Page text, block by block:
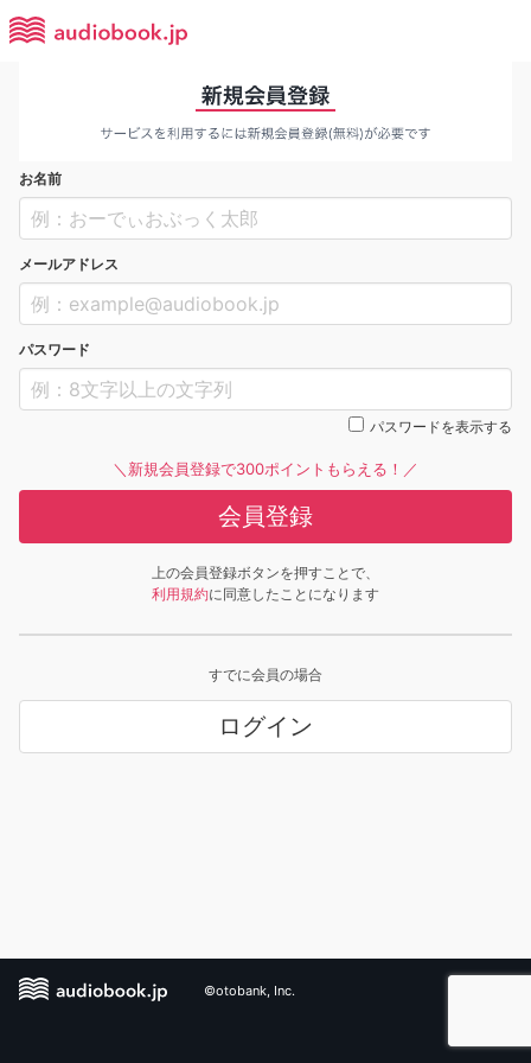
お名前
メールアドレス
パスワード
パスワードを表示する
＼新規会員登録で300ポイントもらえる！／
会員登録
上の会員登録ボタンを押すことで、
利用規約に同意したことになります
すでに会員の場合
ログイン
©otobank, Inc.